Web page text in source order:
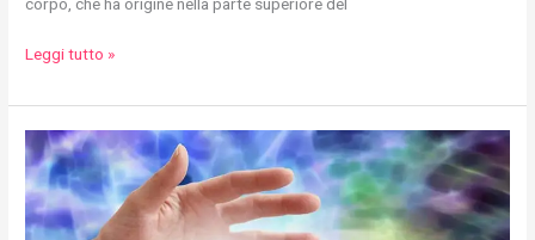
Leggi tutto »
Che
relazione
c’è
fra